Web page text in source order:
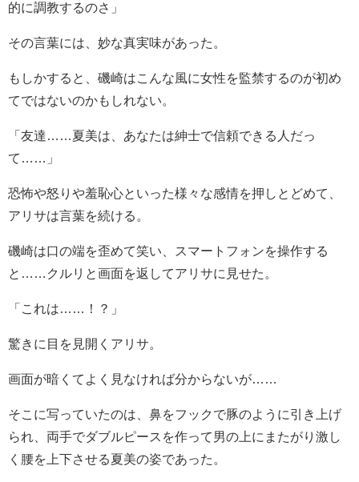
的に調教するのさ」
その言葉には、妙な真実味があった。
もしかすると、磯崎はこんな風に女性を監禁するのが初め
てではないのかもしれない。
「友達……夏美は、あなたは紳士で信頼できる人だっ
て……」
恐怖や怒りや羞恥心といった様々な感情を押しとどめて、
アリサは言葉を続ける。
磯崎は口の端を歪めて笑い、スマートフォンを操作する
と……クルリと画面を返してアリサに見せた。
「これは……！？」
驚きに目を見開くアリサ。
画面が暗くてよく見なければ分からないが……
そこに写っていたのは、鼻をフックで豚のように引き上げ
られ、両手でダブルピースを作って男の上にまたがり激し
く腰を上下させる夏美の姿であった。